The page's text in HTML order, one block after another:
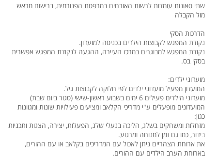
שתי סאונות עומדות לרשות האורחים במרפסת הפנורמית, ברישום מראש
מול הקבלה
הדרכות הסקי
נקודת המפגש לקבוצות הילדים בכניסה למועדון.
נקודת המפגש למבוגרים במרכז העיירה, ההגעה לנקודת המפגש אפשרית
בסקי בס.
מועדוני ילדים:
המועדון מפעיל מועדוני ילדים לפי חלוקה לקבוצות גיל.
מועדוני הילדים פעילים 6 ימים בשבוע ראשון-שישי (סגור ביום שבת)
המועדונים מופעלים ע"י מדריכי הקלאב ומציעים פעילויות שונות ומגוונות
כגון:
מזחלות ומשחקים בשלג, הליכה בנעלי שלג, הפעלות, יצירה, הצגות ותכניות
בידור, כמו גם זמן למנוחה ומרגוע.
את ארוחת הצהריים ניתן לאכול עם המדריכים בקלאב או עם ההורים,
בארוחת הערב הילדים עם ההורים.